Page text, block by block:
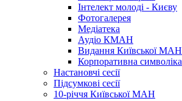
Інтелект молоді - Києву
Фотогалерея
Медіатека
Аудіо КМАН
Видання Київської МАН
Корпоративна символіка
Настановчі сесії
Підсумкові сесії
10-річчя Київської МАН